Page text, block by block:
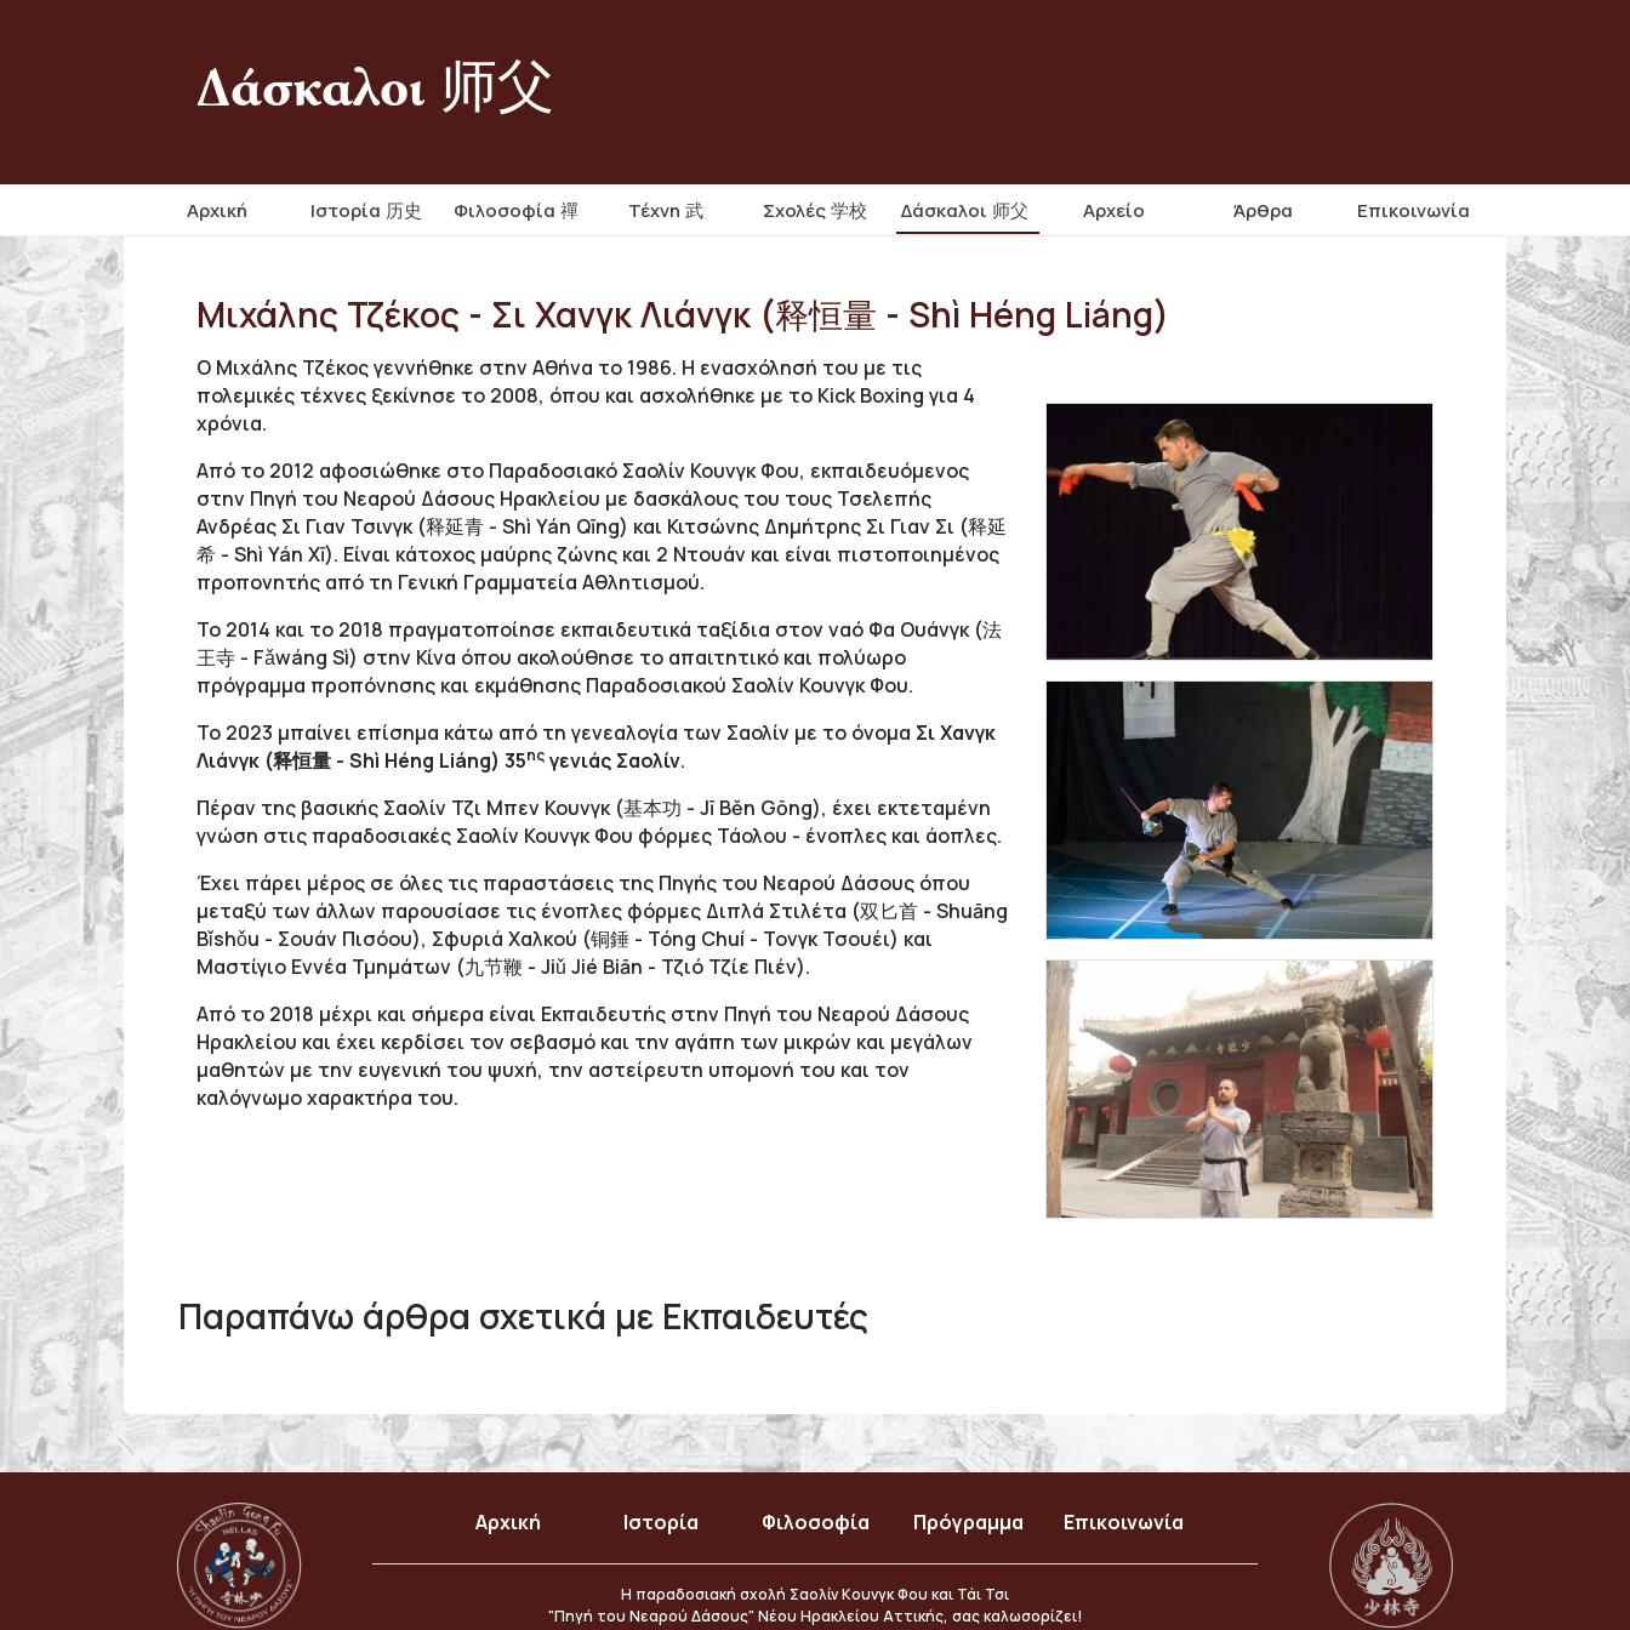
Δάσκαλοι 师父
Αρχική Iστορία 历史 Φιλοσοφία 禪 Τέχνη 武 Σχολές 学校 Δάσκαλοι 师父 Αρχείο Άρθρα Επικοινωνία
Μιχάλης Τζέκος - Σι Χανγκ Λιάνγκ (释恒量 - Shì Héng Liáng)
Ο Μιχάλης Τζέκος γεννήθηκε στην Αθήνα το 1986. Η ενασχόλησή του με τις
πολεμικές τέχνες ξεκίνησε το 2008, όπου και ασχολήθηκε με το Κick Boxing για 4
χρόνια.
Από το 2012 αφοσιώθηκε στο Παραδοσιακό Σαολίν Κουνγκ Φου, εκπαιδευόμενος
στην Πηγή του Νεαρού Δάσους Ηρακλείου με δασκάλους του τους Τσελεπής
Ανδρέας Σι Γιαν Τσινγκ (释延青 - Shì Yán Qīng) και Κιτσώνης Δημήτρης Σι Γιαν Σι (释延
希 - Shì Yán Xī). Είναι κάτοχος μαύρης ζώνης και 2 Ντουάν και είναι πιστοποιημένος
προπονητής από τη Γενική Γραμματεία Αθλητισμού.
Το 2014 και το 2018 πραγματοποίησε εκπαιδευτικά ταξίδια στον ναό Φα Ουάνγκ (法
王寺 - Fǎwáng Sì) στην Κίνα όπου ακολούθησε το απαιτητικό και πολύωρο
πρόγραμμα προπόνησης και εκμάθησης Παραδοσιακού Σαολίν Κουνγκ Φου.
Το 2023 μπαίνει επίσημα κάτω από τη γενεαλογία των Σαολίν με το όνομα Σι Χανγκ
Λιάνγκ (释恒量 - Shì Héng Liáng) 35ης γενιάς Σαολίν.
Πέραν της βασικής Σαολίν Τζι Μπεν Κουνγκ (基本功 - Jī Běn Gōng), έχει εκτεταμένη
γνώση στις παραδοσιακές Σαολίν Κουνγκ Φου φόρμες Τάολου - ένοπλες και άοπλες.
Έχει πάρει μέρος σε όλες τις παραστάσεις της Πηγής του Νεαρού Δάσους όπου
μεταξύ των άλλων παρουσίασε τις ένοπλες φόρμες Διπλά Στιλέτα (双匕首 - Shuāng
Bǐshǒu - Σουάν Πισόου), Σφυριά Χαλκού (铜錘 - Tóng Chuí - Τονγκ Τσουέι) και
Μαστίγιο Εννέα Τμημάτων (九节鞭 - Jiǔ Jié Biān - Τζιό Τζίε Πιέν).
Από το 2018 μέχρι και σήμερα είναι Εκπαιδευτής στην Πηγή του Νεαρού Δάσους
Ηρακλείου και έχει κερδίσει τον σεβασμό και την αγάπη των μικρών και μεγάλων
μαθητών με την ευγενική του ψυχή, την αστείρευτη υπομονή του και τον
καλόγνωμο χαρακτήρα του.
Παραπάνω άρθρα σχετικά με Εκπαιδευτές
Αρχική Ιστορία Φιλοσοφία Πρόγραμμα Επικοινωνία
Η παραδοσιακή σχολή Σαολίν Κουνγκ Φου και Τάι Τσι
"Πηγή του Νεαρού Δάσους" Νέου Ηρακλείου Αττικής, σας καλωσορίζει!